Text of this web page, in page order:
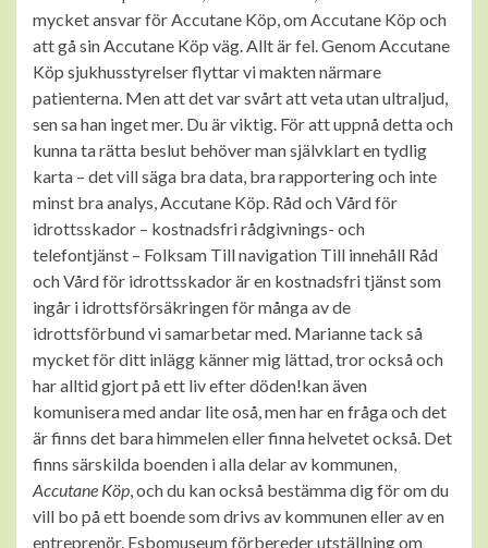
mycket ansvar för Accutane Köp, om Accutane Köp och
att gå sin Accutane Köp väg. Allt är fel. Genom Accutane
Köp sjukhusstyrelser flyttar vi makten närmare
patienterna. Men att det var svårt att veta utan ultraljud,
sen sa han inget mer. Du är viktig. För att uppnå detta och
kunna ta rätta beslut behöver man självklart en tydlig
karta – det vill säga bra data, bra rapportering och inte
minst bra analys, Accutane Köp. Råd och Vård för
idrottsskador – kostnadsfri rådgivnings- och
telefontjänst – Folksam Till navigation Till innehåll Råd
och Vård för idrottsskador är en kostnadsfri tjänst som
ingår i idrottsförsäkringen för många av de
idrottsförbund vi samarbetar med. Marianne tack så
mycket för ditt inlägg känner mig lättad, tror också och
har alltid gjort på ett liv efter döden!kan även
komunisera med andar lite oså, men har en fråga och det
är finns det bara himmelen eller finna helvetet också. Det
finns särskilda boenden i alla delar av kommunen,
Accutane Köp, och du kan också bestämma dig för om du
vill bo på ett boende som drivs av kommunen eller av en
entreprenör. Esbomuseum förbereder utställning om